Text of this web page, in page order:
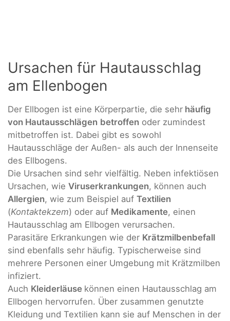
Ursachen für Hautausschlag
am Ellenbogen
Der Ellbogen ist eine Körperpartie, die sehr häufig
von Hautausschlägen betroffen oder zumindest
mitbetroffen ist. Dabei gibt es sowohl
Hautausschläge der Außen- als auch der Innenseite
des Ellbogens.
Die Ursachen sind sehr vielfältig. Neben infektiösen
Ursachen, wie Viruserkrankungen, können auch
Allergien, wie zum Beispiel auf Textilien
(Kontaktekzem) oder auf Medikamente, einen
Hautausschlag am Ellbogen verursachen.
Parasitäre Erkrankungen wie der Krätzmilbenbefall
sind ebenfalls sehr häufig. Typischerweise sind
mehrere Personen einer Umgebung mit Krätzmilben
infiziert.
Auch Kleiderläuse können einen Hautausschlag am
Ellbogen hervorrufen. Über zusammen genutzte
Kleidung und Textilien kann sie auf Menschen in der